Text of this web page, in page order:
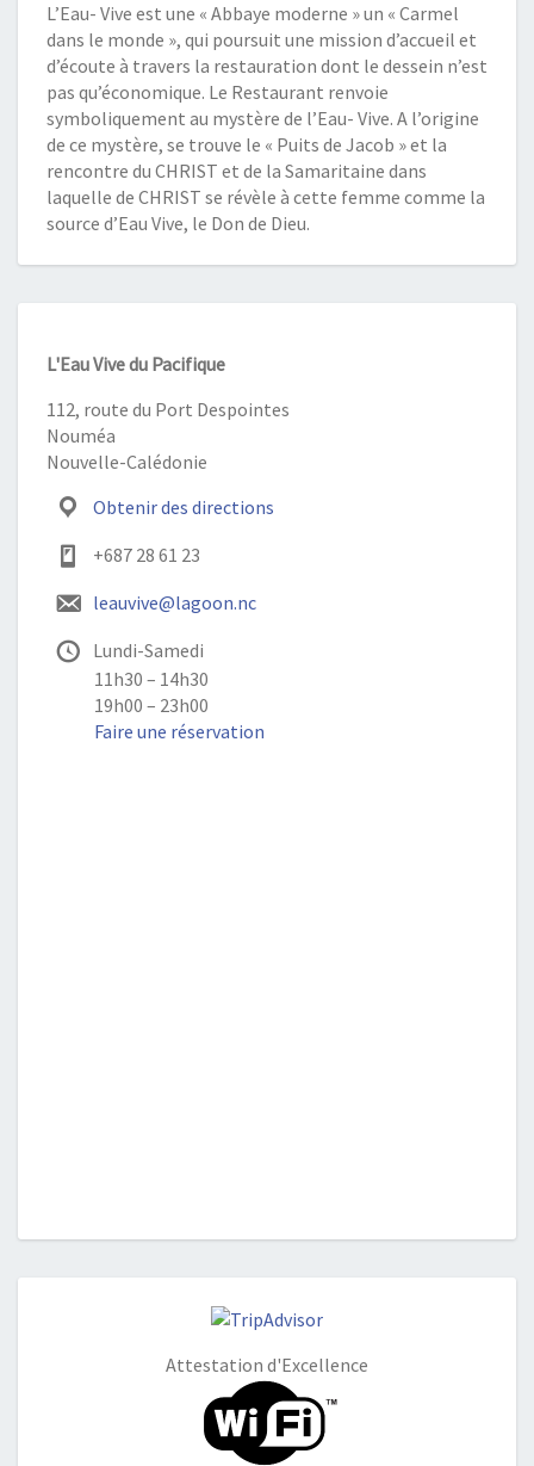
L’Eau- Vive est une « Abbaye moderne » un « Carmel
dans le monde », qui poursuit une mission d’accueil et
d’écoute à travers la restauration dont le dessein n’est
pas qu’économique. Le Restaurant renvoie
symboliquement au mystère de l’Eau- Vive. A l’origine
de ce mystère, se trouve le « Puits de Jacob » et la
rencontre du CHRIST et de la Samaritaine dans
laquelle de CHRIST se révèle à cette femme comme la
source d’Eau Vive, le Don de Dieu.
L'Eau Vive du Pacifique
112, route du Port Despointes
Nouméa
Nouvelle-Calédonie
Obtenir des directions
+687 28 61 23
leauvive@lagoon.nc
Lundi-Samedi
11h30 – 14h30
19h00 – 23h00
Faire une réservation
Attestation d'Excellence